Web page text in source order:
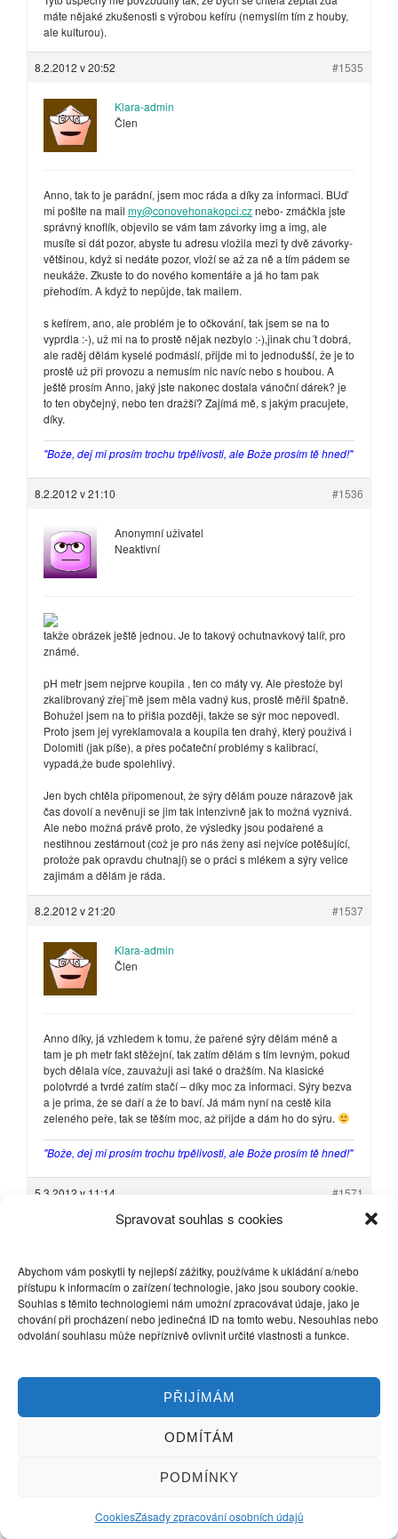
Spravovat souhlas s cookies
Abychom vám poskytli ty nejlepší zážitky, používáme k ukládání a/nebo
přístupu k informacím o zařízení technologie, jako jsou soubory cookie.
Souhlas s těmito technologiemi nám umožní zpracovávat údaje, jako je
chování při procházení nebo jedinečná ID na tomto webu. Nesouhlas nebo
odvolání souhlasu může nepříznivě ovlivnit určité vlastnosti a funkce.
PŘIJÍMÁM
ODMÍTÁM
PODMÍNKY
CookiesZásady zpracování osobních údajů
máte nějaké zkušenosti s výrobou kefíru (nemyslím tím z houby,
ale kulturou).
8.2.2012 v 20:52 #1535
Klara-admin
Člen
Anno, tak to je parádní, jsem moc ráda a díky za informaci. BUď
mi pošlte na mail my@conovehonakopci.cznebo- zmáčkla jste
správný knoflík, objevilo se vám tam závorky img a img, ale
musíte si dát pozor, abyste tu adresu vložila mezi ty dvě závorky-
většinou, když si nedáte pozor, vloží se až za ně a tím pádem se
neukáže. Zkuste to do nového komentáře a já ho tam pak
přehodím. A když to nepůjde, tak mailem.
s kefírem, ano, ale problém je to očkování, tak jsem se na to
vyprdla :-), už mi na to prostě nějak nezbylo :-),jinak chu´t dobrá,
ale raděj dělám kyselé podmáslí, přijde mi to jednodušší, že je to
prostě už při provozu a nemusím nic navíc nebo s houbou. A
ještě prosím Anno, jaký jste nakonec dostala vánoční dárek? je
to ten obyčejný, nebo ten dražší? Zajímá mě, s jakým pracujete,
díky.
"Bože, dej mi prosím trochu trpělivosti, ale Bože prosím tě hned!"
8.2.2012 v 21:10 #1536
Anonymní uživatel
Neaktivní
takže obrázek ještě jednou. Je to takový ochutnavkový talíř, pro
známé.
pH metr jsem nejprve koupila , ten co máty vy. Ale přestože byl
zkalibrovaný zřej¨mě jsem měla vadný kus, prostě měřil špatně.
Bohužel jsem na to přišla později, takže se sýr moc nepovedl.
Proto jsem jej vyreklamovala a koupila ten drahý, který použivá i
Dolomiti (jak píše), a přes počateční problémy s kalibrací,
vypadá,že bude spolehlivý.
Jen bych chtěla připomenout, že sýry dělám pouze nárazově jak
čas dovolí a nevěnuji se jim tak intenzivně jak to možná vyznivá.
Ale nebo možná právě proto, že výsledky jsou podařené a
nestihnou zestárnout (což je pro nás ženy asi nejvíce potěšující,
protože pak opravdu chutnají) se o práci s mlékem a sýry velice
zajimám a dělám je ráda.
8.2.2012 v 21:20 #1537
Klara-admin
Člen
Anno díky, já vzhledem k tomu, že pařené sýry dělám méně a
tam je ph metr fakt stěžejní, tak zatím dělám s tím levným, pokud
bych dělala více, zauvažuji asi také o dražším. Na klasické
polotvrdé a tvrdé zatím stačí – díky moc za informaci. Sýry bezva
a je prima, že se daří a že to baví. Já mám nyní na cestě kila
zeleného peře, tak se těším moc, až přijde a dám ho do sýru.
"Bože, dej mi prosím trochu trpělivosti, ale Bože prosím tě hned!"
5.3.2012 v 11:14 #1571
dolomiti
Ještě jednou k pH.
Určující pH pro zrání:
Stabil pH 5,00 – 5,10
Pokud máte solnou lázeň musí mít přibližně stejné pH!!!
9.3.2012 v 22:50